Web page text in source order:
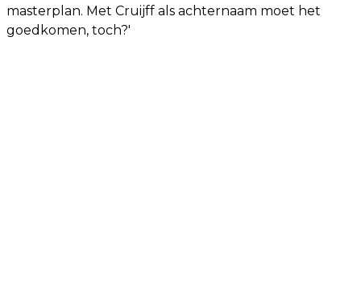
masterplan. Met Cruijff als achternaam moet het
goedkomen, toch?'